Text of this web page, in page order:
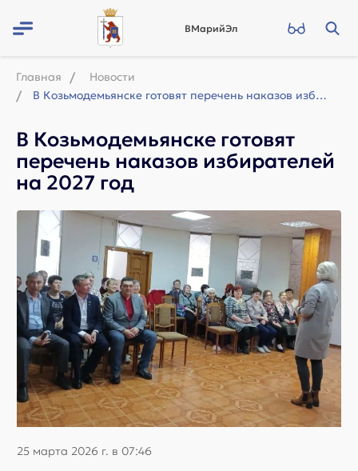
ВМарийЭл
Главная
Новости
В Козьмодемьянске готовят перечень наказов избирателей на 2027 год
В Козьмодемьянске готовят
перечень наказов избирателей
на 2027 год
25 марта 2026 г. в 07:46